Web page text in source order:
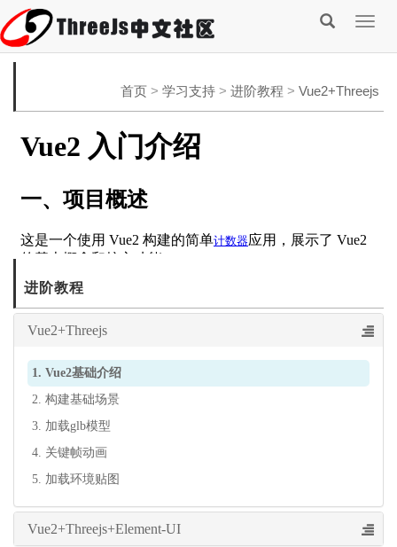
首页 > 学习支持 > 进阶教程 > Vue2+Threejs
进阶教程
Vue2+Threejs
1. Vue2基础介绍
2. 构建基础场景
3. 加载glb模型
4. 关键帧动画
5. 加载环境贴图
Vue2+Threejs+Element-UI